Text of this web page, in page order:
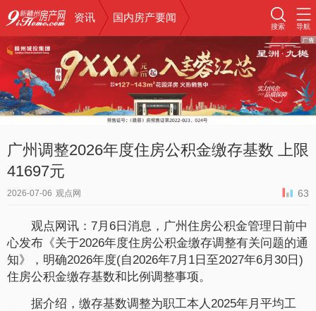
资讯 国内房产要闻
搜索 导航
广州调整2026年度住房公积金缴存基数 上限
41697元
2026-07-06 观点网 63
观点网讯：7月6日消息，广州住房公积金管理日前中
心发布《关于2026年度住房公积金缴存调整有关问题的通
知》，明确2026年度(自2026年7月1日至2027年6月30日)
住房公积金缴存基数和比例调整事项。
据介绍，缴存基数调整为职工本人2025年月平均工